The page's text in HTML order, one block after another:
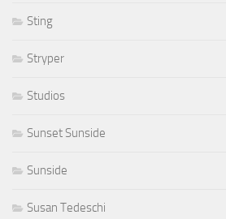
Sting
Stryper
Studios
Sunset Sunside
Sunside
Susan Tedeschi